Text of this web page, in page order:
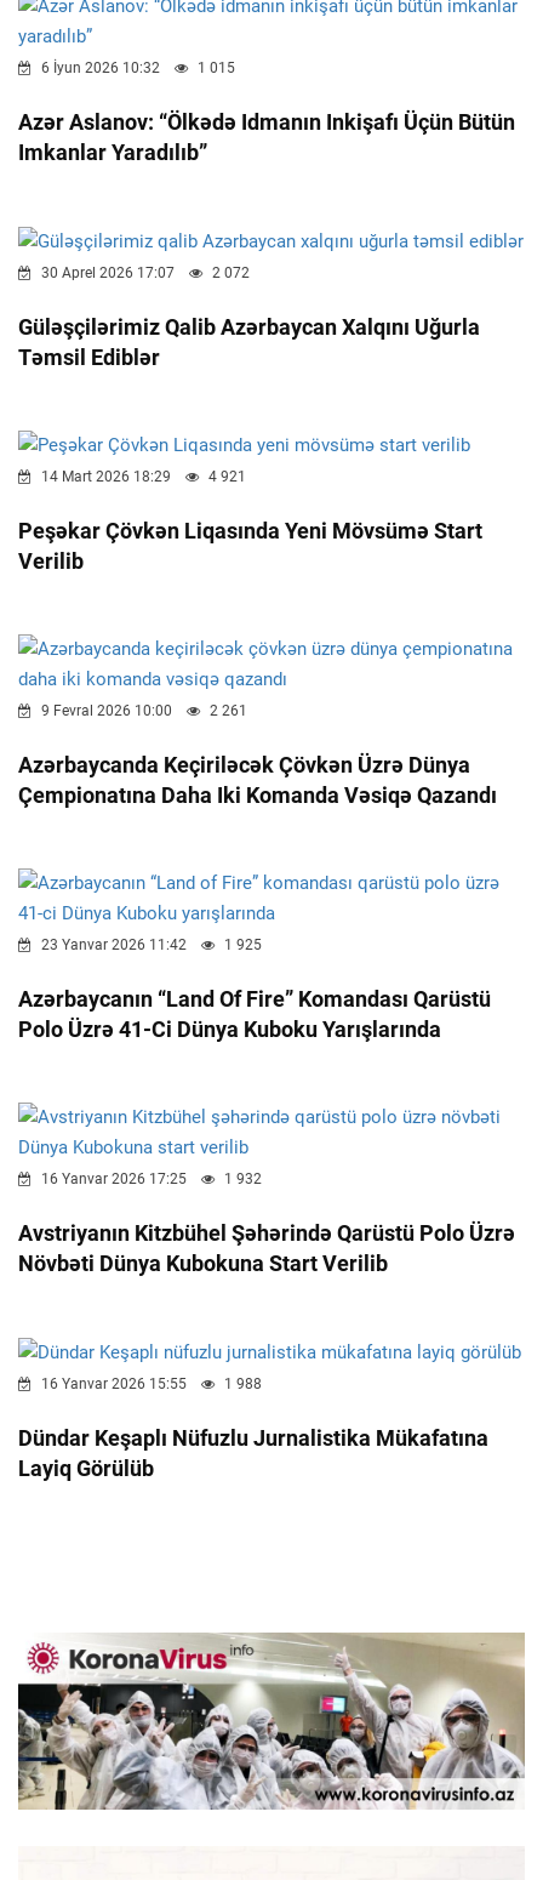
6 İyun 2026 10:32 1 015
Azər Aslanov: “Ölkədə Idmanın Inkişafı Üçün Bütün
Imkanlar Yaradılıb”
30 Aprel 2026 17:07 2 072
Güləşçilərimiz Qalib Azərbaycan Xalqını Uğurla
Təmsil Ediblər
14 Mart 2026 18:29 4 921
Peşəkar Çövkən Liqasında Yeni Mövsümə Start
Verilib
9 Fevral 2026 10:00 2 261
Azərbaycanda Keçiriləcək Çövkən Üzrə Dünya
Çempionatına Daha Iki Komanda Vəsiqə Qazandı
23 Yanvar 2026 11:42 1 925
Azərbaycanın “Land Of Fire” Komandası Qarüstü
Polo Üzrə 41-Ci Dünya Kuboku Yarışlarında
16 Yanvar 2026 17:25 1 932
Avstriyanın Kitzbühel Şəhərində Qarüstü Polo Üzrə
Növbəti Dünya Kubokuna Start Verilib
16 Yanvar 2026 15:55 1 988
Dündar Keşaplı Nüfuzlu Jurnalistika Mükafatına
Layiq Görülüb